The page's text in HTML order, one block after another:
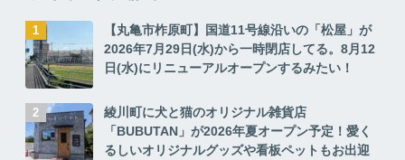
【丸亀市柞原町】国道11号線沿いの「松屋」が
2026年7月29日(水)から一時閉店してる。8月12
日(水)にリニューアルオープンするみたい！
綾川町に犬と猫のオリジナル雑貨店
「BUBUTAN」が2026年夏オープン予定！愛く
るしいオリジナルグッズや看板ペットもお出迎